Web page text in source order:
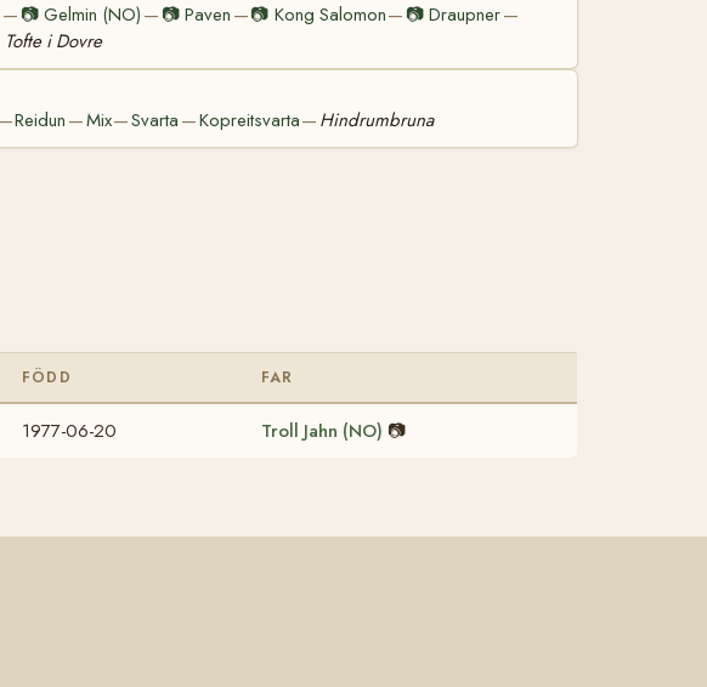
— 📷 Gelmin (NO) — 📷Paven —📷 Kong Salomon— 📷Draupner—
i Dovre
—Reidun —Mix—Svarta —Kopreitsvarta— Hindrumbruna
FÖDD FAR
1977-06-20 Troll Jahn (NO) 📷